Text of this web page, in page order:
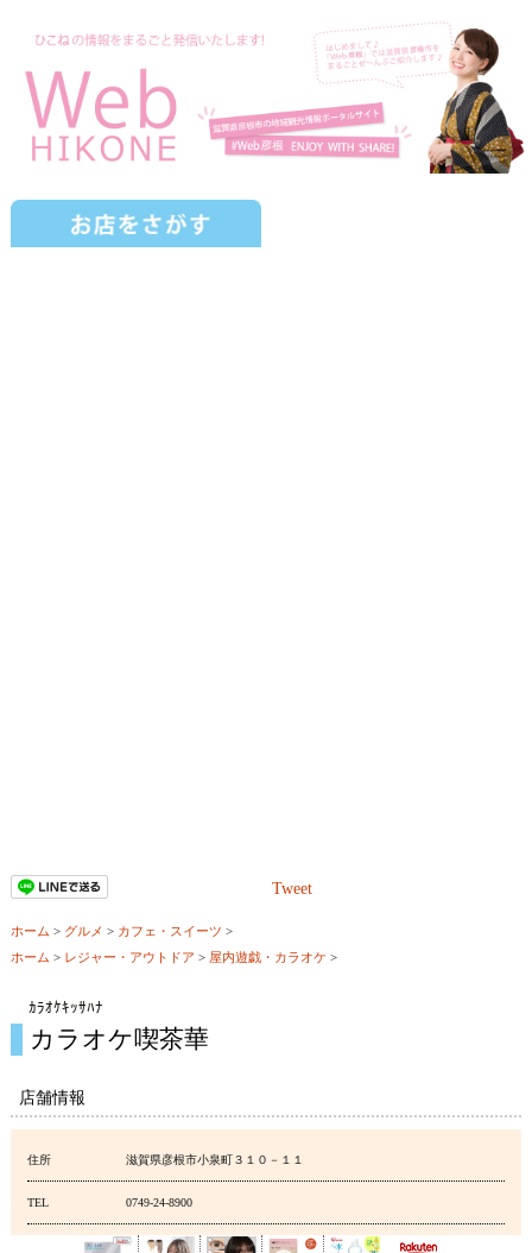
Tweet
ホーム > グルメ > カフェ・スイーツ >
ホーム > レジャー・アウトドア > 屋内遊戯・カラオケ >
ｶﾗｵｹｷｯｻﾊﾅ
カラオケ喫茶華
店舗情報
住所 滋賀県彦根市小泉町３１０－１１
TEL 0749-24-8900